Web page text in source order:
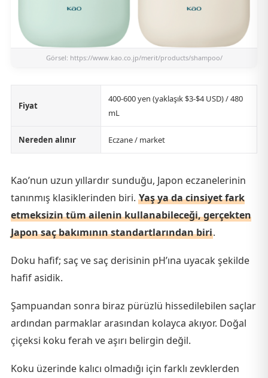
Görsel: https://www.kao.co.jp/merit/products/shampoo/
Fiyat
400-600 yen (yaklaşık $3-$4 USD) / 480
mL
Nereden alınır Eczane / market
Kao’nun uzun yıllardır sunduğu, Japon eczanelerinin
tanınmış klasiklerinden biri. Yaş ya da cinsiyet fark
etmeksizin tüm ailenin kullanabileceği, gerçekten
Japon saç bakımının standartlarından biri.
Doku hafif; saç ve saç derisinin pH’ına uyacak şekilde
hafif asidik.
Şampuandan sonra biraz pürüzlü hissedilebilen saçlar
ardından parmaklar arasından kolayca akıyor. Doğal
çiçeksi koku ferah ve aşırı belirgin değil.
Koku üzerinde kalıcı olmadığı için farklı zevklerden